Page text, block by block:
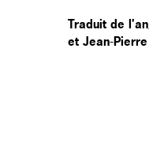
Traduit de
et Jean-